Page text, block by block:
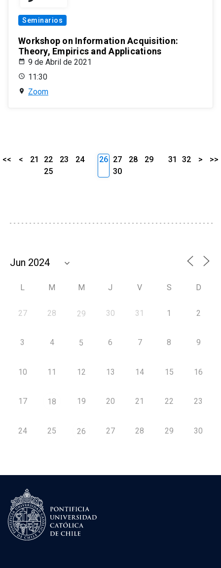
Seminarios
Workshop on Information Acquisition:
Theory, Empirics and Applications
9 de Abril de 2021
11:30
Zoom
<< < 21 22 23
24
25
26 27 28
29
30
31 32 > >>
L M M J V S D
27 28 29 30 31 1 2
3 4 5 6 7 8 9
10 11 12 13 14 15 16
17 18 19 20 21 22 23
24 25 26 27 28 29 30